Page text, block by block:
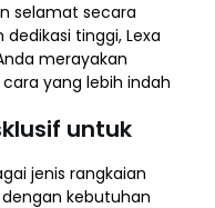
selamat secara
tinggi, Lexa
merayakan
yang lebih indah
untuk
jenis rangkaian
kebutuhan